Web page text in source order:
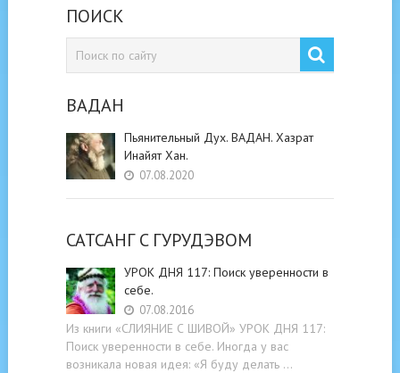
ПОИСК
ВАДАН
Пьянительный Дух. ВАДАН. Хазрат
Инайят Хан.
07.08.2020
САТСАНГ C ГУРУДЭВОМ
УРОК ДНЯ 117: Поиск уверенности в
себе.
07.08.2016
Из книги «СЛИЯНИЕ С ШИВОЙ» УРОК ДНЯ 117:
Поиск уверенности в себе. Иногда у вас
возникала новая идея: «Я буду делать …